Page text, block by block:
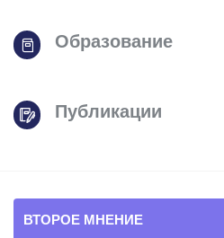
Образование
Публикации
ВТОРОЕ МНЕНИЕ